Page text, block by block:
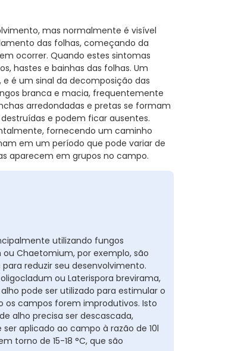
mas normalmente é visível
das folhas, começando da
ocorrer. Quando estes sintomas
hastes e bainhas das folhas. Um
é um sinal da decomposição das
branca e macia, frequentemente
arredondadas e pretas se formam
e podem ficar ausentes.
fornecendo um caminho
em um período que pode variar de
aparecem em grupos no campo.
utilizando fungos
ou Chaetomium, por exemplo, são
reduzir seu desenvolvimento.
ou Laterispora brevirama,
pode ser utilizado para estimular o
os campos forem improdutivos. Isto
alho precisa ser descascada,
aplicado ao campo à razão de 10l
torno de 15-18 °C, que são